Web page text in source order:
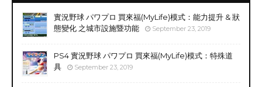
實況野球 パワプロ 買來福(MyLife)模式：能力提升 & 狀
態變化 之城市設施暨功能
September 23, 2019
PS4 實況野球 パワプロ 買來福(MyLife)模式：特殊道
具
September 23, 2019